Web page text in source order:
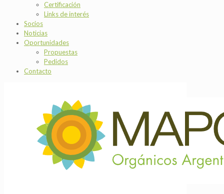
Certificación
Links de interés
Socios
Noticias
Oportunidades
Propuestas
Pedidos
Contacto